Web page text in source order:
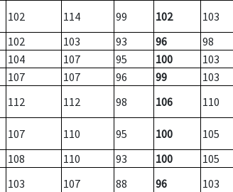
102 114 99 102
103
102 103 93 96
98
104 107 95 100
103
107 107 96 99
103
112 112 98 106 110
107 110 95 100
105
108 110 93 100
105
103 107 88 96
103